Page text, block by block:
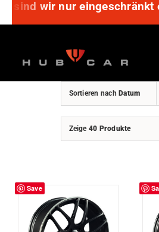
Zum
springen
sind wir nur
Sortieren nachDatum
Zeige 40 Produkte
Save